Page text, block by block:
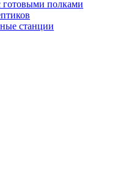
готовыми полками
станции